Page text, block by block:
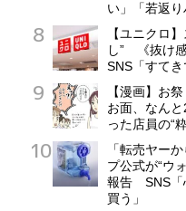
い」「若返り
【ユニクロ
し” 《抜け
SNS「すてき
【漫画】お
お面、なん
った店員の“
「転売ヤー
プ公式が“ウ
報告 SNS「
買う」